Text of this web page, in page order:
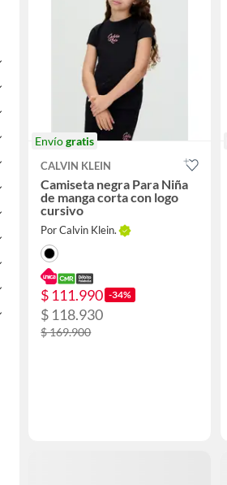
Envíogratis
CALVIN KLEIN
Camiseta negra Para Niña
de manga corta con logo
cursivo
Por Calvin Klein.
$ 111.990 -34%
$ 118.930
$ 169.900